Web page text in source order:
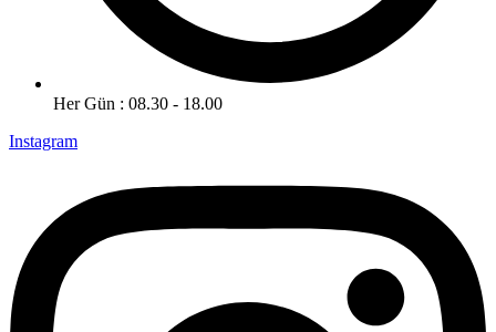
Her Gün : 08.30 - 18.00
Instagram